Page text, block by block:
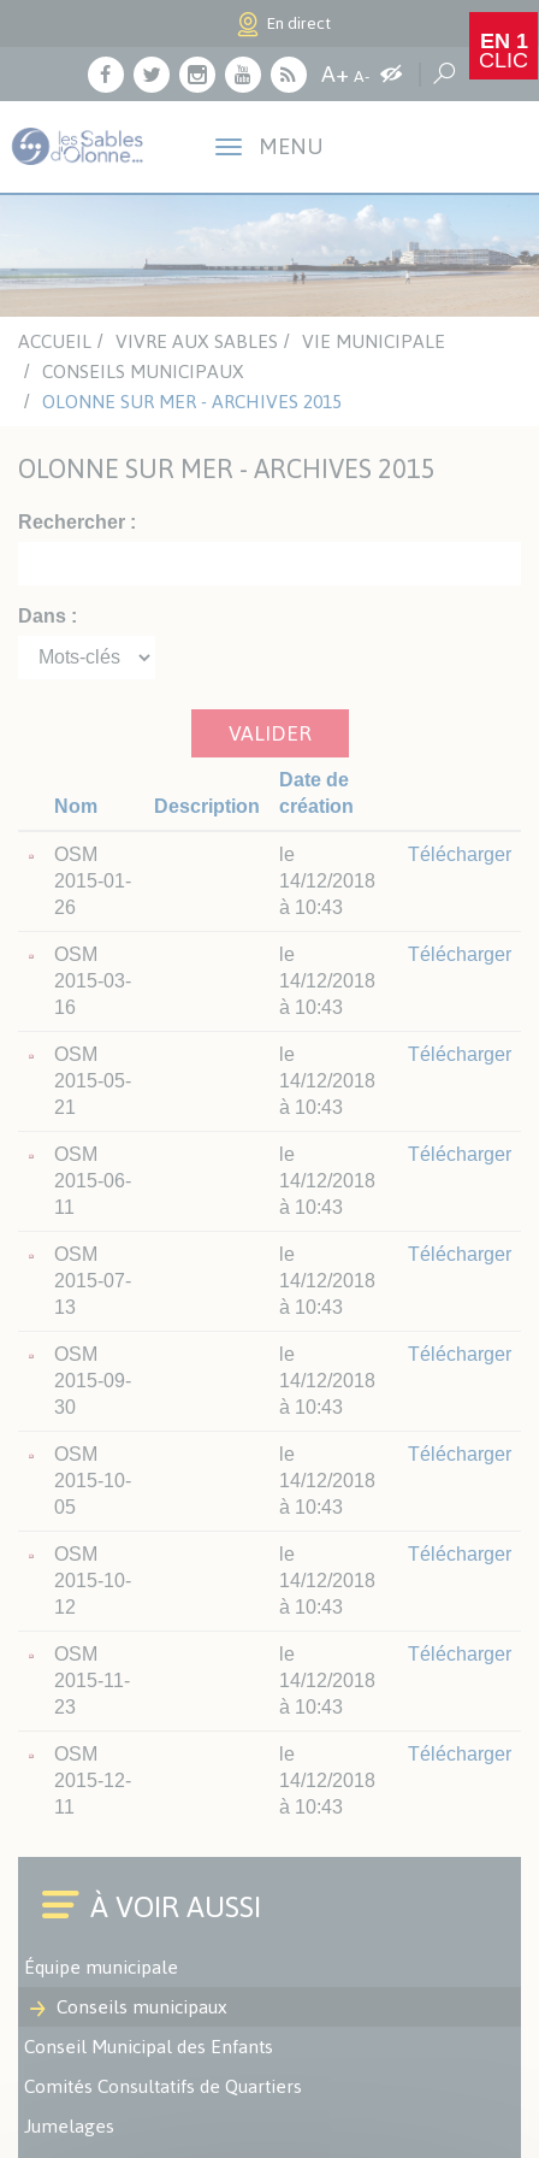
EN 1
CLIC
En direct
Facebook
TwitterInstagram
YoutubeRSSA+Agrandir le texte
A-Réduire le texte
Augmenter les
MENU
ACCUEIL VIVRE AUX SABLES
VIE MUNICIPALE
CONSEILS MUNICIPAUX
OLONNE SUR MER - ARCHIVES 2015
OLONNE SUR MER - ARCHIVES 2015
Rechercher :
Dans :
VALIDER
Nom Description
Date de
création
OSM
2015-01-
26
le
14/12/2018
à 10:43
Télécharger
OSM
2015-03-
16
le
14/12/2018
à 10:43
Télécharger
OSM
2015-05-
21
le
14/12/2018
à 10:43
Télécharger
OSM
2015-06-
11
le
14/12/2018
à 10:43
Télécharger
OSM
2015-07-
13
le
14/12/2018
à 10:43
Télécharger
OSM
2015-09-
30
le
14/12/2018
à 10:43
Télécharger
OSM
2015-10-
05
le
14/12/2018
à 10:43
Télécharger
OSM
2015-10-
12
le
14/12/2018
à 10:43
Télécharger
OSM
2015-11-
23
le
14/12/2018
à 10:43
Télécharger
OSM
2015-12-
11
le
14/12/2018
à 10:43
Télécharger
Équipe municipale
Conseils municipaux
Conseil Municipal des Enfants
Comités Consultatifs de Quartiers
Jumelages
Panneau de gestion des cookies